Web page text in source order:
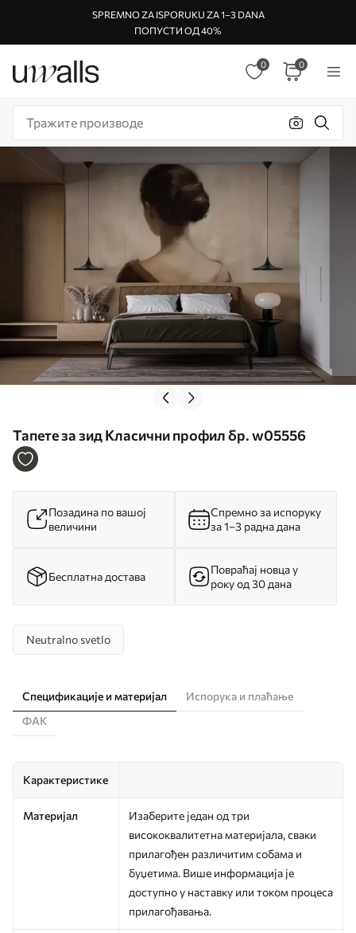
SPREMNO ZA ISPORUKU ZA 1–3 DANA
ПОПУСТИ ОД 40%
0 0
Тапете за зид Класични профил бр. w05556
Позадина по вашој
величини
Спремно за испоруку
за 1–3 радна дана
Бесплатна достава
Повраћај новца у
року од 30 дана
Neutralno svetlo
Спецификације и материјал
Испорука и плаћање
ФАК
Карактеристике
Материјал
Изаберите један од три
висококвалитетна материјала, сваки
прилагођен различитим собама и
буџетима. Више информација је
доступно у наставку или током процеса
прилагођавања.